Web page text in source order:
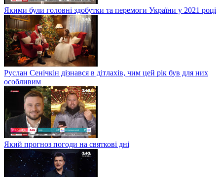
Якими були головні здобутки та перемоги України у 2021 році
Руслан Сенічкін дізнався в дітлахів, чим цей рік був для них
особливим
Який прогноз погоди на святкові дні